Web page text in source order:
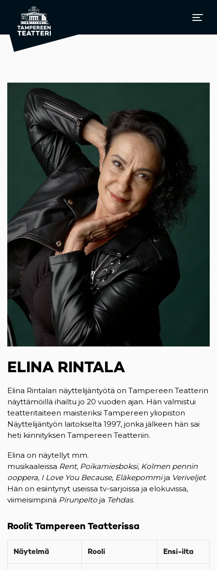
ELINA RINTALA
Elina Rintalan näyttelijäntyötä on Tampereen Teatterin
näyttämöillä ihailtu jo 20 vuoden ajan. Hän valmistui
teatteritaiteen maisteriksi Tampereen yliopiston
Näyttelijäntyön laitokselta 1997, jonka jälkeen hän sai
heti kiinnityksen Tampereen Teatteriin.
Elina on näytellyt mm.
musikaaleissa Rent, Poikamiesboksi, Kolmen pennin
ooppera, I Love You Because, Eläkepommija Veriveljet.
Hän on esiintynyt useissa tv-sarjoissa ja elokuvissa,
viimeisimpinä Pirunpelto ja Tehdas.
Roolit Tampereen Teatterissa
Näytelmä Rooli Ensi-ilta